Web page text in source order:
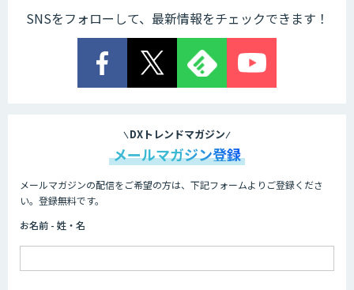
AI 受託開発・導入支援
ライフサイエンスDX/AIソリューション
SNSをフォローして、最新情報をチェックできます！
DXトレンドマガジン
メールマガジン登録
メールマガジンの配信をご希望の方は、下記フォームよりご登録くださ
い。登録無料です。
お名前 - 姓・名